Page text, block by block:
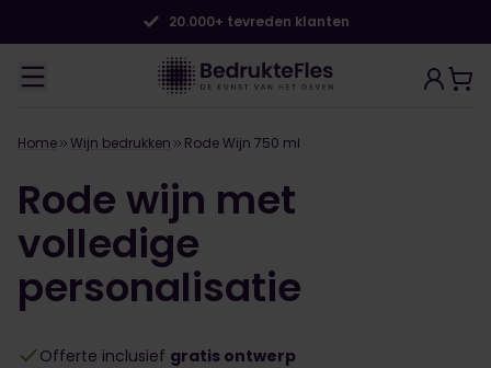
20.000+ tevreden klanten
Home Wijn bedrukken Rode Wijn 750 ml
Rode wijn met
volledige
personalisatie
Offerte inclusief gratis ontwerp